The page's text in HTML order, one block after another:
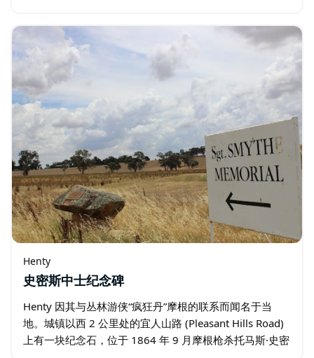
参观…
Henty
史密斯中士纪念碑
Henty 因其与丛林游侠“疯狂丹”摩根的联系而闻名于当
地。城镇以西 2 公里处的宜人山路 (Pleasant Hills Road)
上有一块纪念石，位于 1864 年 9 月摩根枪杀托马斯·史密